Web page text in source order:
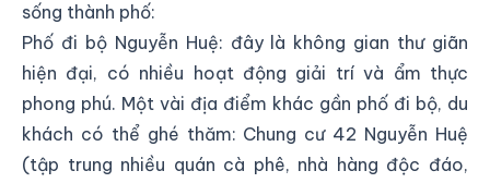
sống thành phố:
Phố đi bộ Nguyễn Huệ: đây là không gian thư giãn
hiện đại, có nhiều hoạt động giải trí và ẩm thực
phong phú. Một vài địa điểm khác gần phố đi bộ, du
khách có thể ghé thăm: Chung cư 42 Nguyễn Huệ
(tập trung nhiều quán cà phê, nhà hàng độc đáo,